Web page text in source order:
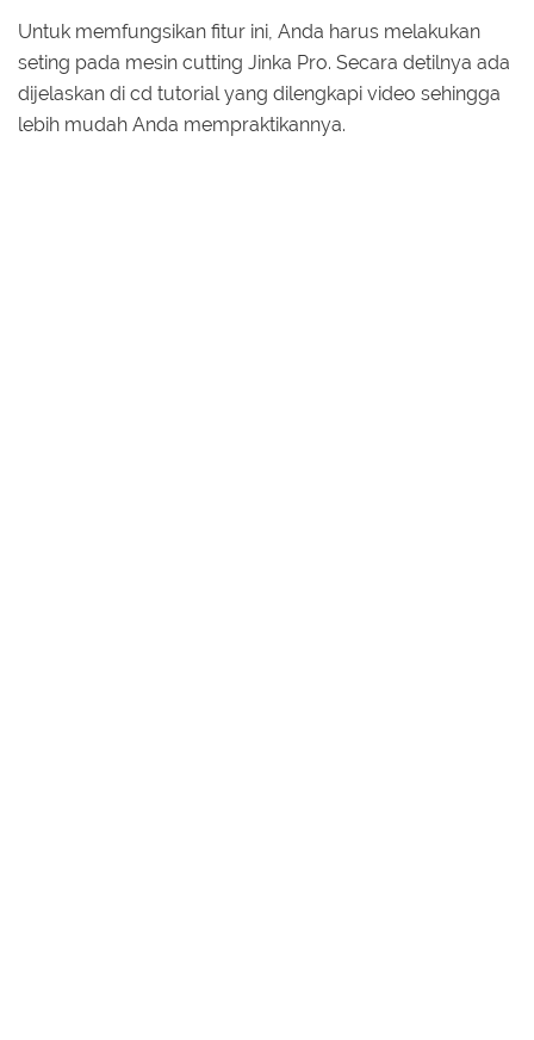
Untuk memfungsikan fitur ini, Anda harus melakukan
seting pada mesin cutting Jinka Pro. Secara detilnya ada
dijelaskan di cd tutorial yang dilengkapi video sehingga
lebih mudah Anda mempraktikannya.